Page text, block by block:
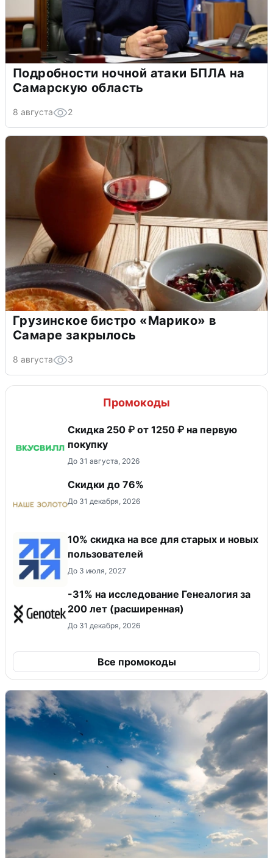
Подробности ночной атаки БПЛА на
Самарскую область
8 августа 2
Грузинское бистро «Марико» в
Самаре закрылось
8 августа 3
Промокоды
Скидка 250 ₽ от 1250 ₽ на первую
покупку
До 31 августа, 2026
Скидки до 76%
До 31 декабря, 2026
10% скидка на все для старых и новых
пользователей
До 3 июля, 2027
-31% на исследование Генеалогия за
200 лет (расширенная)
До 31 декабря, 2026
Все промокоды